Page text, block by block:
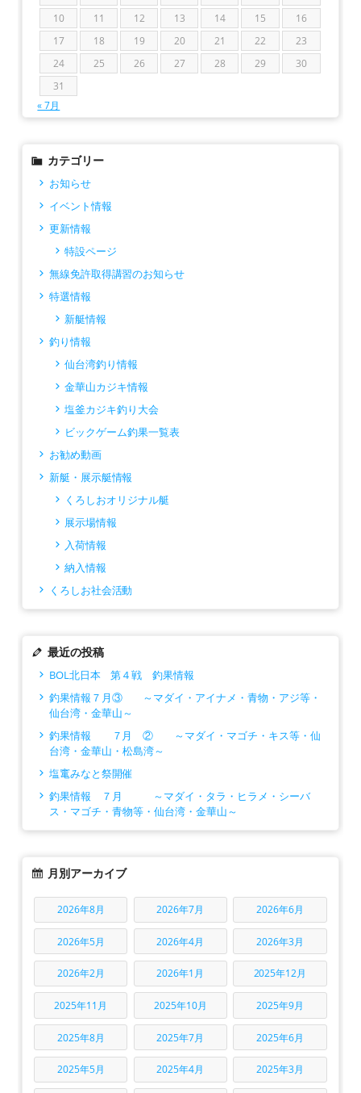
10
11 12 13 14 15
16
17
18 19 20 21 22
23
24
25 26 27 28 29
30
31
« 7月
カテゴリー
お知らせ
イベント情報
更新情報
特設ページ
無線免許取得講習のお知らせ
特選情報
新艇情報
釣り情報
仙台湾釣り情報
金華山カジキ情報
塩釜カジキ釣り大会
ビックゲーム釣果一覧表
お勧め動画
新艇・展示艇情報
くろしおオリジナル艇
展示場情報
入荷情報
納入情報
くろしお社会活動
最近の投稿
BOL北日本 第４戦 釣果情報
釣果情報７月③ ～マダイ・アイナメ・青物・アジ等・
仙台湾・金華山～
釣果情報 ７月 ② ～マダイ・マゴチ・キス等・仙
台湾・金華山・松島湾～
塩竃みなと祭開催
釣果情報 ７月 ～マダイ・タラ・ヒラメ・シーバ
ス・マゴチ・青物等・仙台湾・金華山～
月別アーカイブ
2026年8月 2026年7月 2026年6月
2026年5月 2026年4月 2026年3月
2026年2月 2026年1月 2025年12月
2025年11月 2025年10月 2025年9月
2025年8月 2025年7月 2025年6月
2025年5月 2025年4月 2025年3月